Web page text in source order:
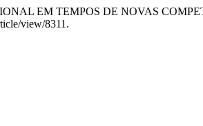
EM TEMPOS DE NOVAS
view/8311.